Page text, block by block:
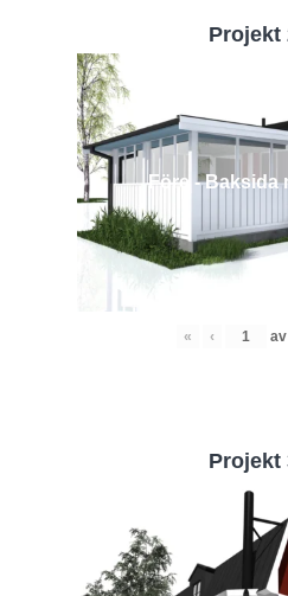
Projekt
Före - Baksida
« ‹ av
Projekt